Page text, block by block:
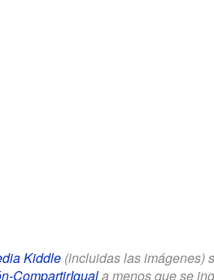
Kiddle(incluidas las imágenes)
CompartirIguala menos que se